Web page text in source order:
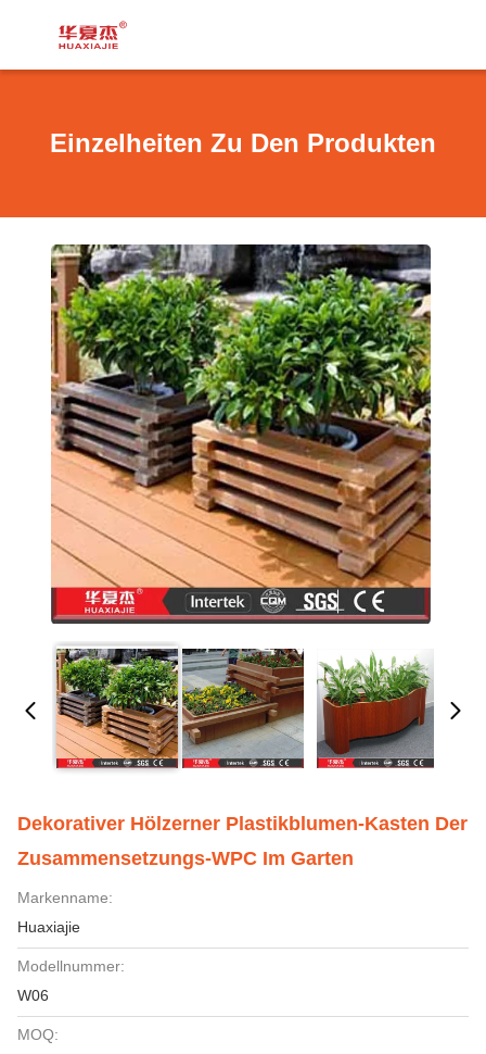
Einzelheiten Zu Den Produkten
Dekorativer Hölzerner Plastikblumen-Kasten Der
Zusammensetzungs-WPC Im Garten
Markenname:
Huaxiajie
Modellnummer:
W06
MOQ: